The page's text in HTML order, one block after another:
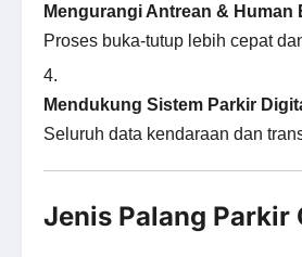
Mengurangi Antrean & Human
Proses buka-tutup lebih cepat
Mendukung Sistem Parkir
Seluruh data kendaraan dan
Jenis Palang Parkir